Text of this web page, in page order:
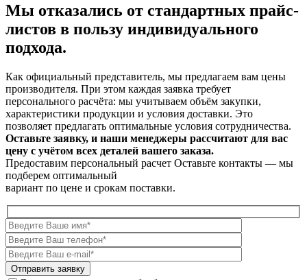
Мы отказались от стандартных прайс-
листов в пользу индивидуального
подхода.
Как официальный представитель, мы предлагаем вам цены
производителя. При этом каждая заявка требует
персонального расчёта: мы учитываем объём закупки,
характеристики продукции и условия доставки. Это
позволяет предлагать оптимальные условия сотрудничества.
Оставьте заявку, и наши менеджеры рассчитают для вас
цену с учётом всех деталей вашего заказа.
Предоставим персональный расчет Оставьте контакты — мы
подберем оптимальный
вариант по цене и срокам поставки.